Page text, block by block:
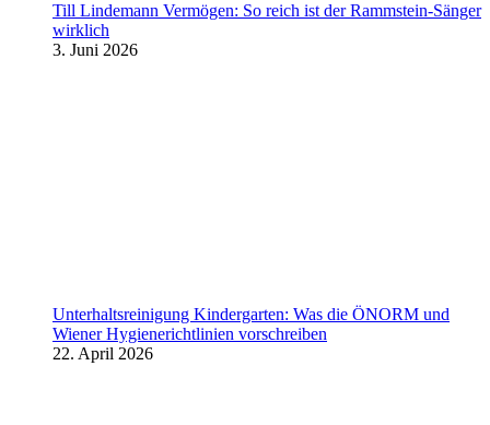
Till Lindemann Vermögen: So reich ist der Rammstein-Sänger
wirklich
3. Juni 2026
Unterhaltsreinigung Kindergarten: Was die ÖNORM und
Wiener Hygienerichtlinien vorschreiben
22. April 2026